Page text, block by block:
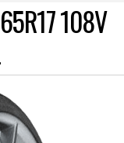
108V